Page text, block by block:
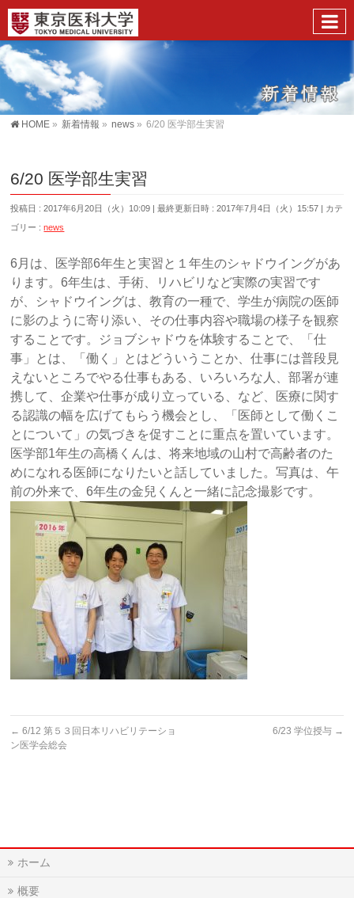
HOME » 新着情報 » news » 6/20 医学部生実習
6/20 医学部生実習
投稿日 : 2017年6月20日（火）10:09 最終更新日時 : 2017年7月4日（火）15:57
カテ
ゴリー :news
6月は、医学部6年生と実習と１年生のシャドウイングがあ
ります。6年生は、手術、リハビリなど実際の実習です
が、シャドウイングは、教育の一種で、学生が病院の医師
に影のように寄り添い、その仕事内容や職場の様子を観察
することです。ジョブシャドウを体験することで、「仕
事」とは、「働く」とはどういうことか、仕事には普段見
えないところでやる仕事もある、いろいろな人、部署が連
携して、企業や仕事が成り立っている、など、医療に関す
る認識の幅を広げてもらう機会とし、「医師として働くこ
とについて」の気づきを促すことに重点を置いています。
医学部1年生の高橋くんは、将来地域の山村で高齢者のた
めになれる医師になりたいと話していました。写真は、午
前の外来で、6年生の金兒くんと一緒に記念撮影です。
← 6/12 第５３回日本リハビリテーショ
ン医学会総会
6/23 学位授与 →
ホーム
概要